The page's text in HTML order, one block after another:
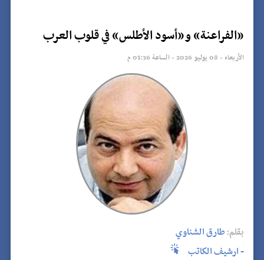
«الفراعنة» و«أسود الأطلس» في قلوب العرب
الأربعاء - 08 يوليو 2026 - الساعة 01:36 م
بقلم:طارق الشناوي
- ارشيف الكاتب